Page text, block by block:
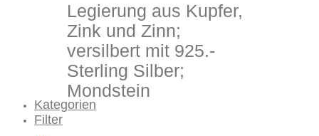
Legierung aus Kupfer,
Zink und Zinn;
versilbert mit 925.-
Sterling Silber;
Mondstein
Kategorien
Filter